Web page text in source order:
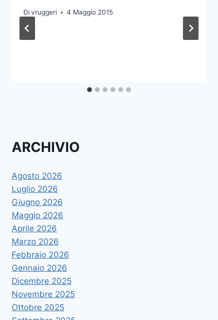
Divruggeri 4 Maggio 2015
ARCHIVIO
Agosto 2026
Luglio 2026
Giugno 2026
Maggio 2026
Aprile 2026
Marzo 2026
Febbraio 2026
Gennaio 2026
Dicembre 2025
Novembre 2025
Ottobre 2025